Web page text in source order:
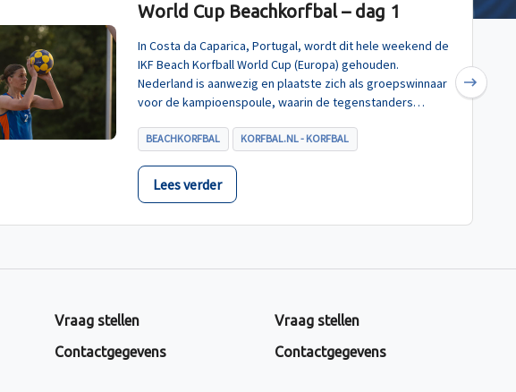
World Cup Beachkorfbal – dag 1
In Costa da Caparica, Portugal, wordt dit hele weekend de
IKF Beach Korfball World Cup (Europa) gehouden.
Nederland is aanwezig en plaatste zich als groepswinnaar
voor de kampioenspoule, waarin de tegenstanders
BEACHKORFBAL KORFBAL.NL - KORFBAL
Lees verder
Next
Vraag stellen
Contactgegevens
Vraag stellen
Contactgegevens